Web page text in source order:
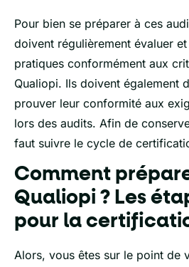
Pour bien se préparer à ces
doivent régulièrement évaluer
pratiques conformément aux
Qualiopi. Ils doivent également
prouver leur conformité aux
lors des audits. Afin de
faut suivre le cycle de
Comment
Qualiopi ? Les
pour la
Alors, vous êtes sur le point de